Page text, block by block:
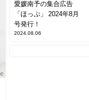
愛媛南予の集合広告
「ほっぷ」 2024年8月
号発行！
2024.08.06